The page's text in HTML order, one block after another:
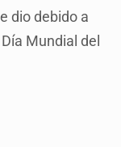
dio debido a
Mundial del